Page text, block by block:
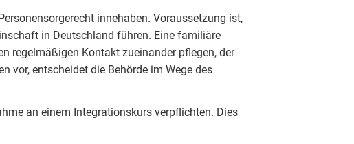
innehaben. Voraussetzung ist,
in Deutschland führen. Eine familiäre
regelmäßigen Kontakt zueinander pflegen, der
vor, entscheidet die Behörde im Wege des
an einem Integrationskurs verpflichten. Dies